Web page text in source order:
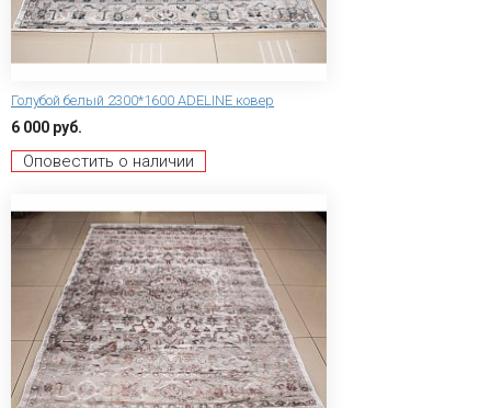
Голубой белый 2300*1600 ADELINE ковер
6 000 руб.
Оповестить о наличии